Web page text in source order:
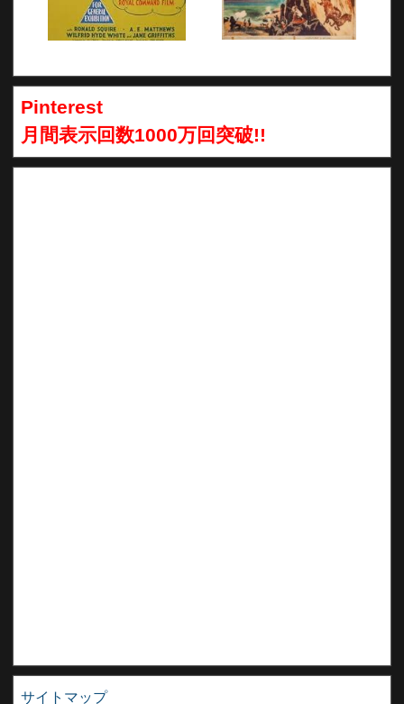
Pinterest
月間表示回数1000万回突破!!
サイトマップ